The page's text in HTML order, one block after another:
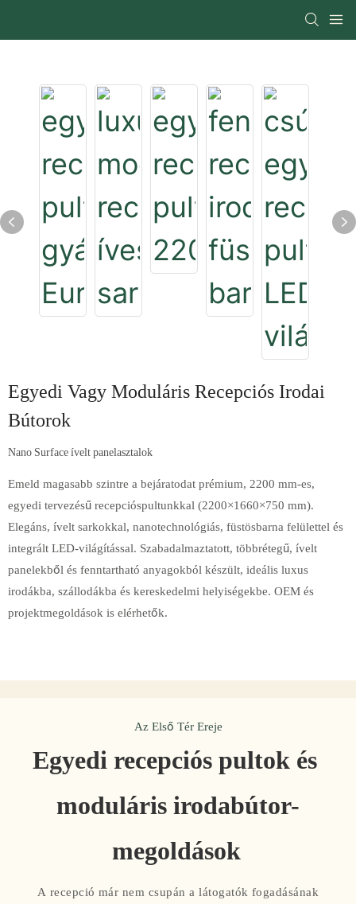
Egyedi Vagy Moduláris Recepciós Irodai
Bútorok
Nano Surface ívelt panelasztalok
Emeld magasabb szintre a bejáratodat prémium, 2200 mm-es,
egyedi tervezésű recepcióspultunkkal (2200×1660×750 mm).
Elegáns, ívelt sarkokkal, nanotechnológiás, füstösbarna felülettel és
integrált LED-világítással. Szabadalmaztatott, többrétegű, ívelt
panelekből és fenntartható anyagokból készült, ideális luxus
irodákba, szállodákba és kereskedelmi helyiségekbe. OEM és
projektmegoldások is elérhetők.
Az Első Tér Ereje
Egyedi recepciós pultok és
moduláris irodabútor-
megoldások
A recepció már nem csupán a látogatók fogadásának